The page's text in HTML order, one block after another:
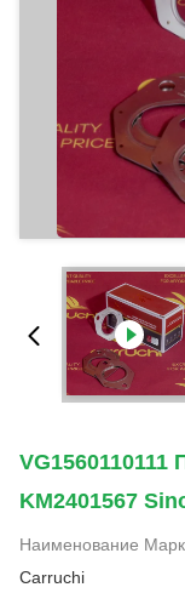
KM2401567
Наименование
Carruchi